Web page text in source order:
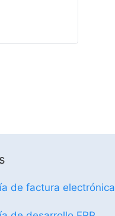
de factura electrónica